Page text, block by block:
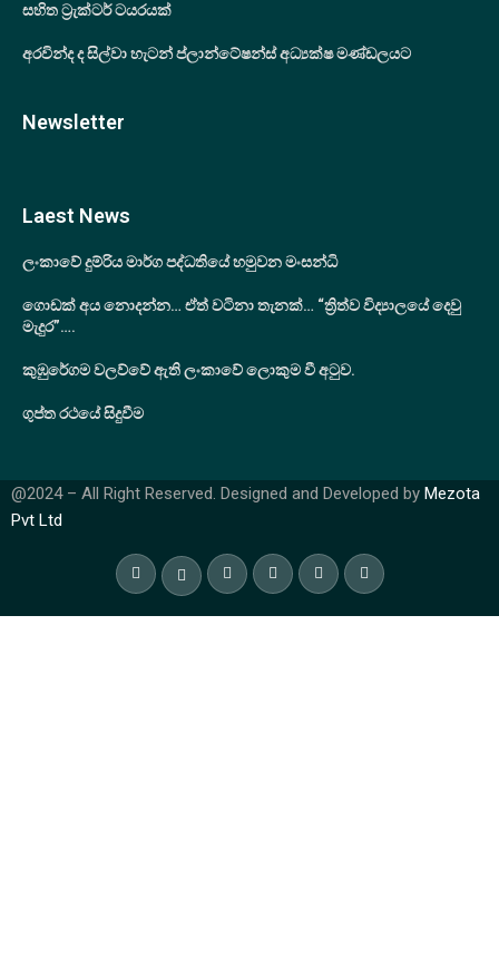
සහිත ට්‍රැක්ටර් ටයරයක්
අරවින්ද ද සිල්වා හැටන් ප්ලාන්ටේෂන්ස් අධ්‍යක්ෂ මණ්ඩලයට
Newsletter
Laest News
ලංකාවේ දුම්රිය මාර්ග පද්ධතියේ හමුවන මංසන්ධි
ගොඩක් අය නොදන්න… ඒත් වටිනා තැනක්… “ත්‍රිත්ව විද්‍යාලයේ දෙවු
මැදුර”….
කුඹුරේගම වලව්වේ ඇති ලංකාවේ ලොකුම වී අටුව.
ගුප්ත රථයේ සිදුවීම
@2024 – All Right Reserved. Designed and Developed by Mezota
Pvt Ltd